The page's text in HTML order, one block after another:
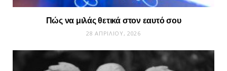
Πώς να μιλάς θετικά στον εαυτό σου
28 ΑΠΡΙΛΊΟΥ, 2026